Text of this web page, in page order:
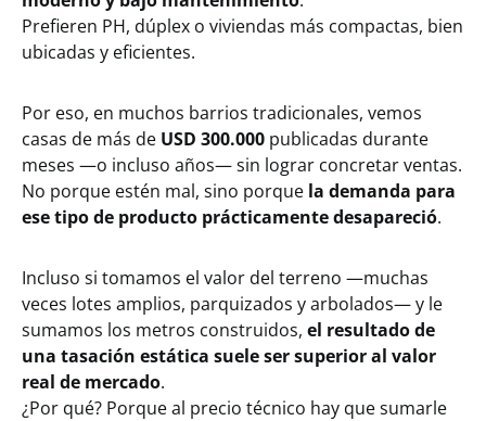
Prefieren PH, dúplex o viviendas más compactas, bien
ubicadas y eficientes.
Por eso, en muchos barrios tradicionales, vemos
casas de más de USD 300.000 publicadas durante
meses —o incluso años— sin lograr concretar ventas.
No porque estén mal, sino porque la demanda para
ese tipo de producto prácticamente desapareció.
Incluso si tomamos el valor del terreno —muchas
veces lotes amplios, parquizados y arbolados— y le
sumamos los metros construidos, el resultado de
una tasación estática suele ser superior al valor
real de mercado.
¿Por qué? Porque al precio técnico hay que sumarle